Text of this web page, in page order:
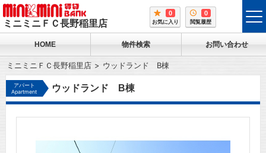
ミニミニＦＣ長野稲里店
0
お気に入り
0
閲覧履歴
HOME 物件検索 お問い合わせ
ミニミニＦＣ長野稲里店 ウッドランド B棟
アパート
Apartment
ウッドランド B棟